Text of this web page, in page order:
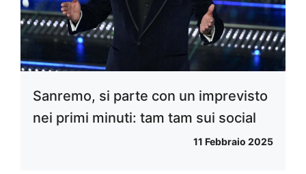
Sanremo, si parte con un imprevisto
nei primi minuti: tam tam sui social
11 Febbraio 2025